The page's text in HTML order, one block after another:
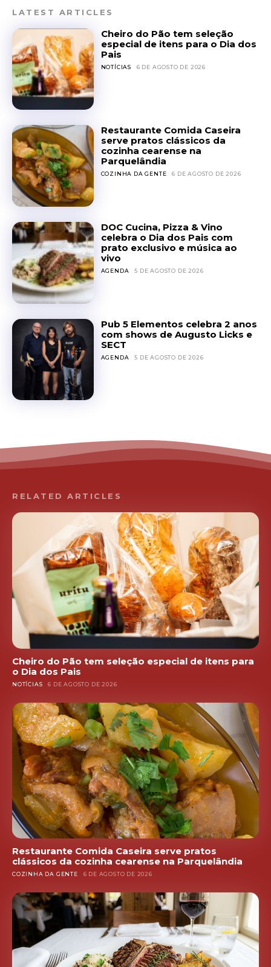
LATEST ARTICLES
Cheiro do Pão tem seleção
especial de itens para o Dia dos
Pais
NOTÍCIAS 6 DE AGOSTO DE 2026
Restaurante Comida Caseira
serve pratos clássicos da
cozinha cearense na
Parquelândia
COZINHA DA GENTE 6 DE AGOSTO DE 2026
DOC Cucina, Pizza & Vino
celebra o Dia dos Pais com
prato exclusivo e música ao
vivo
AGENDA 5 DE AGOSTO DE 2026
Pub 5 Elementos celebra 2 anos
com shows de Augusto Licks e
SECT
AGENDA 5 DE AGOSTO DE 2026
RELATED ARTICLES
Cheiro do Pão tem seleção especial de itens para
o Dia dos Pais
NOTÍCIAS 6 DE AGOSTO DE 2026
Restaurante Comida Caseira serve pratos
clássicos da cozinha cearense na Parquelândia
COZINHA DA GENTE 6 DE AGOSTO DE 2026